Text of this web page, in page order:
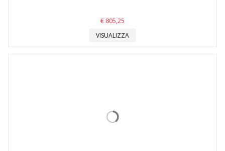
€ 805,25
VISUALIZZA